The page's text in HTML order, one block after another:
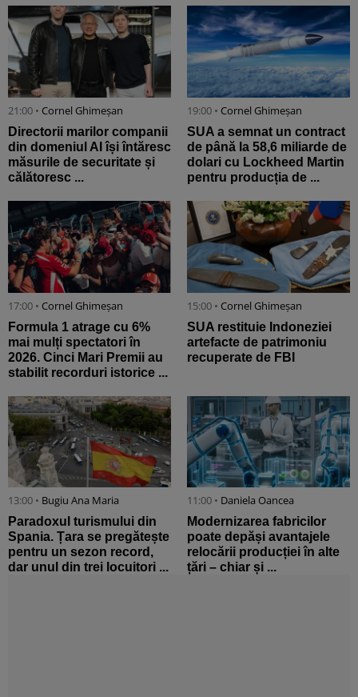
21:00 • Cornel Ghimeșan
Directorii marilor companii
din domeniul AI își întăresc
măsurile de securitate și
călătoresc ...
19:00 • Cornel Ghimeșan
SUA a semnat un contract
de până la 58,6 miliarde de
dolari cu Lockheed Martin
pentru producția de ...
17:00 • Cornel Ghimeșan
Formula 1 atrage cu 6%
mai mulți spectatori în
2026. Cinci Mari Premii au
stabilit recorduri istorice ...
15:00 • Cornel Ghimeșan
SUA restituie Indoneziei
artefacte de patrimoniu
recuperate de FBI
13:00 • Bugiu ⁠Ana Maria
Paradoxul turismului din
Spania. Țara se pregătește
pentru un sezon record,
dar unul din trei locuitori ...
11:00 • Daniela Oancea
Modernizarea fabricilor
poate depăși avantajele
relocării producției în alte
țări – chiar și ...